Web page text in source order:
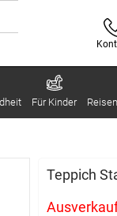
Für Kinder
Teppich